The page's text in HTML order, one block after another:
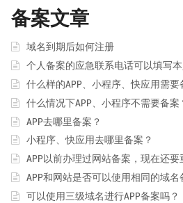
备案文章
域名到期后如何注册
个人备案的应急联系电话可以填写
什么样的APP、小程序、快应用需要
什么情况下APP、小程序不需要备案
APP去哪里备案？
小程序、快应用去哪里备案？
APP以前办理过网站备案，现在还要
APP和网站是否可以使用相同的域名
可以使用三级域名进行APP备案吗？